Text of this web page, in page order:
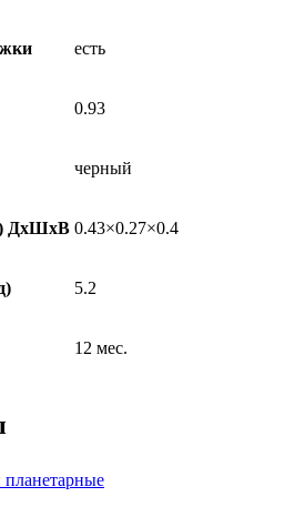
есть
0.93
черный
ДхШхВ 0.43×0.27×0.4
5.2
12 мес.